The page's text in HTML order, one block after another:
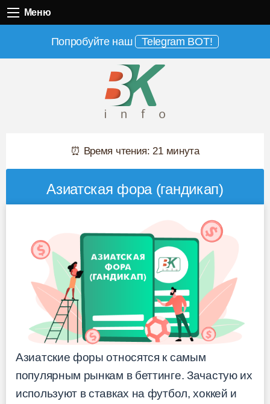
Меню
Попробуйте наш Telegram BOT!
⏰ Время чтения: 21 минута
Азиатская фора (гандикап)
Азиатские форы относятся к самым
популярным рынкам в беттинге. Зачастую их
используют в ставках на футбол, хоккей и